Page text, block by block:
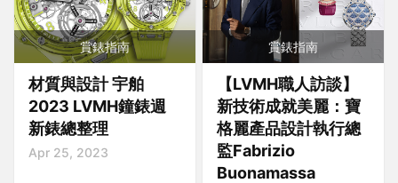
賞錶指南
材質與設計 宇舶
2023 LVMH鐘錶週
新錶總整理
Apr 25, 2023
賞錶指南
【LVMH職人訪談】
新技術成就美麗：寶
格麗產品設計執行總
監Fabrizio
Buonamassa